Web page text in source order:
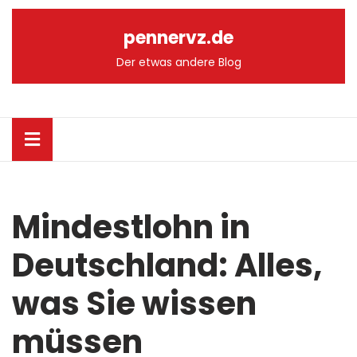
Skip
pennervz.de
Der etwas andere Blog
Mindestlohn in
Deutschland: Alles,
was Sie wissen
müssen